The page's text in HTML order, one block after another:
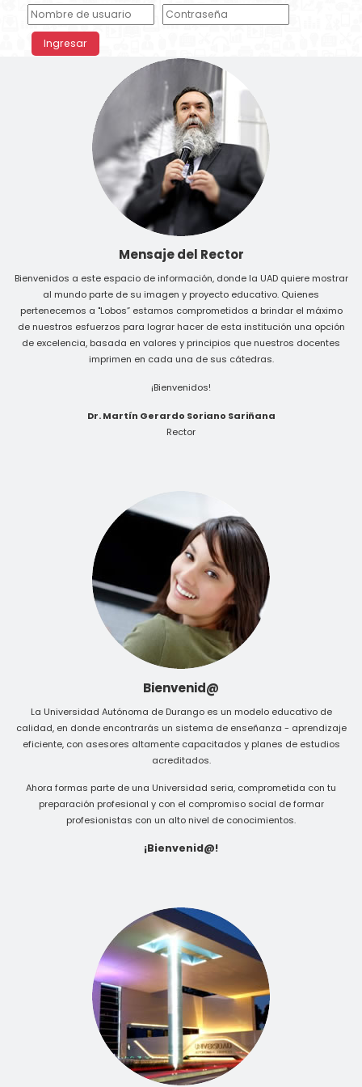
Saltar al contenido principal
Ingresar
Mensaje del Rector
Bienvenidos a este espacio de información, donde la UAD quiere mostrar
al mundo parte de su imagen y proyecto educativo. Quienes
pertenecemos a "Lobos” estamos comprometidos a brindar el máximo
de nuestros esfuerzos para lograr hacer de esta institución una opción
de excelencia, basada en valores y principios que nuestros docentes
imprimen en cada una de sus cátedras.
¡Bienvenidos!
Dr. Martín Gerardo Soriano Sariñana
Rector
Bienvenid@
La Universidad Autónoma de Durango es un modelo educativo de
calidad, en donde encontrarás un sistema de enseñanza - aprendizaje
eficiente, con asesores altamente capacitados y planes de estudios
acreditados.
Ahora formas parte de una Universidad seria, comprometida con tu
preparación profesional y con el compromiso social de formar
profesionistas con un alto nivel de conocimientos.
¡Bienvenid@!